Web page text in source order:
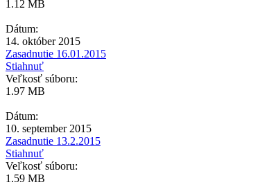
1.12 MB
Dátum:
14. október 2015
Zasadnutie 16.01.2015
Stiahnuť
Veľkosť súboru:
1.97 MB
Dátum:
10. september 2015
Zasadnutie 13.2.2015
Stiahnuť
Veľkosť súboru:
1.59 MB